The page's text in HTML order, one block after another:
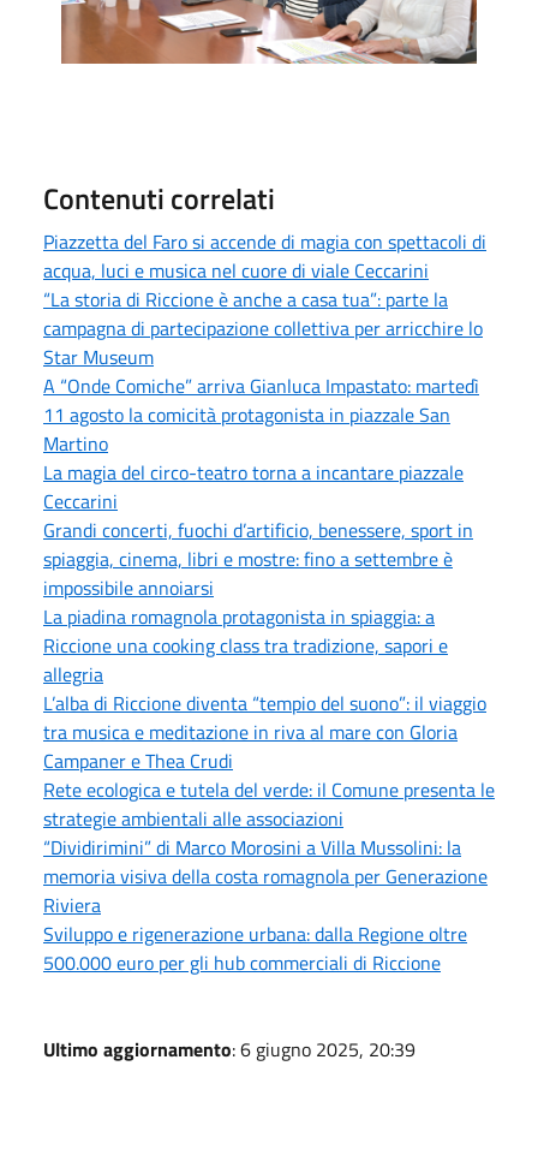
Contenuti correlati
Piazzetta del Faro si accende di magia con spettacoli di
acqua, luci e musica nel cuore di viale Ceccarini
“La storia di Riccione è anche a casa tua”: parte la
campagna di partecipazione collettiva per arricchire lo
Star Museum
A “Onde Comiche” arriva Gianluca Impastato: martedì
11 agosto la comicità protagonista in piazzale San
Martino
La magia del circo-teatro torna a incantare piazzale
Ceccarini
Grandi concerti, fuochi d’artificio, benessere, sport in
spiaggia, cinema, libri e mostre: fino a settembre è
impossibile annoiarsi
La piadina romagnola protagonista in spiaggia: a
Riccione una cooking class tra tradizione, sapori e
allegria
L’alba di Riccione diventa “tempio del suono”: il viaggio
tra musica e meditazione in riva al mare con Gloria
Campaner e Thea Crudi
Rete ecologica e tutela del verde: il Comune presenta le
strategie ambientali alle associazioni
“Dividirimini” di Marco Morosini a Villa Mussolini: la
memoria visiva della costa romagnola per Generazione
Riviera
Sviluppo e rigenerazione urbana: dalla Regione oltre
500.000 euro per gli hub commerciali di Riccione
Ultimo aggiornamento: 6 giugno 2025, 20:39